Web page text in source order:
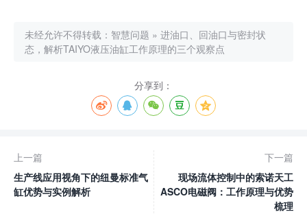
未经允许不得转载： 智慧问题 » 进油口、回油口与密封状
态，解析TAIYO液压油缸工作原理的三个观察点
分享到：
上一篇
生产线应用视角下的纽曼标准气
缸优势与实例解析
下一篇
现场流体控制中的索诺天工
ASCO电磁阀：工作原理与优势
梳理